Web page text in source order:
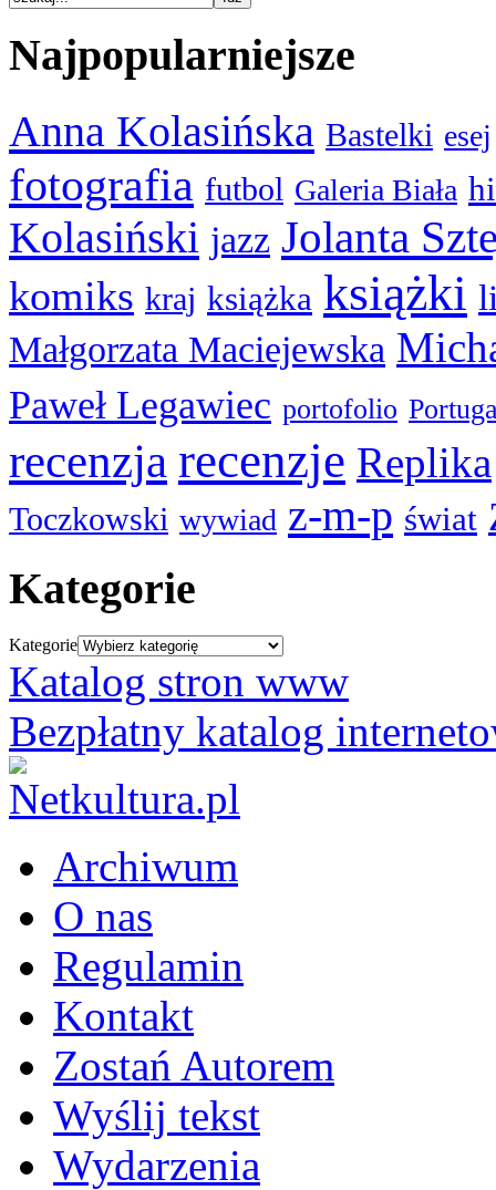
Najpopularniejsze
Anna Kolasińska Bastelki esej
fotografia futbol Galeria Biała
Kolasiński jazz Jolanta
komiks kraj książka książki
Małgorzata Maciejewska
Paweł Legawiec portofolio
recenzja recenzje Replika
Toczkowski wywiad z-m-p świat
Kategorie
Kategorie
Katalog stron www
Bezpłatny katalog
Archiwum
O nas
Regulamin
Kontakt
Zostań Autorem
Wyślij tekst
Wydarzenia